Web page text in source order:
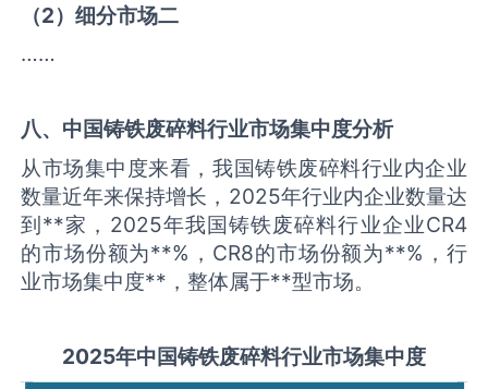
（2）细分市场二
……
八、中国铸铁废碎料行业市场集中度分析
从市场集中度来看，我国铸铁废碎料行业内企业
数量近年来保持增长，2025年行业内企业数量达
到**家，2025年我国铸铁废碎料行业企业CR4
的市场份额为**%，CR8的市场份额为**%，行
业市场集中度**，整体属于**型市场。
2025年中国铸铁废碎料行业市场集中度